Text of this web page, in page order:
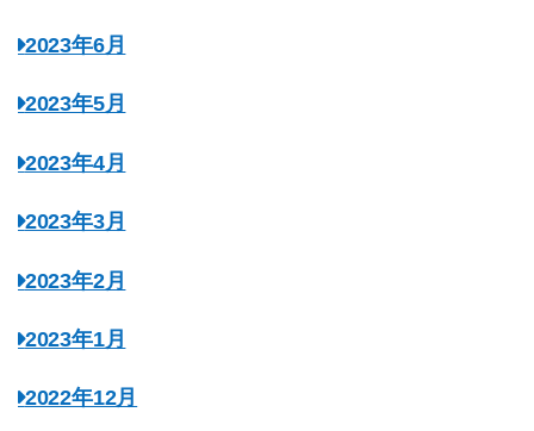
2023年6月
2023年5月
2023年4月
2023年3月
2023年2月
2023年1月
2022年12月